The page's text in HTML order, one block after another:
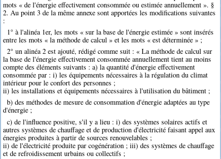
mots « de l'énergie effectivement consommée ou estimée annuellement ». §
2. Au point 3 de la même annexe sont apportées les modifications suivantes
:
1° à l'alinéa 1er, les mots « sur la base de l'énergie estimée » sont insérés
entre les mots « la méthode de calcul » et les mots « est déterminée » ;
2° un alinéa 2 est ajouté, rédigé comme suit : « La méthode de calcul sur
la base de l'énergie effectivement consommée annuellement tient au moins
compte des éléments suivants : a) la quantité d'énergie effectivement
consommée par : i) les équipements nécessaires à la régulation du climat
intérieur pour le confort des personnes ;
ii) les installations et équipements nécessaires à l'utilisation du bâtiment ;
b) des méthodes de mesure de consommation d'énergie adaptées au type
d'énergie ;
c) de l'influence positive, s'il y a lieu : i) des systèmes solaires actifs et
autres systèmes de chauffage et de production d'électricité faisant appel aux
énergies produites à partir de sources renouvelables ;
ii) de l'électricité produite par cogénération ; iii) des systèmes de chauffage
et de refroidissement urbains ou collectifs ;